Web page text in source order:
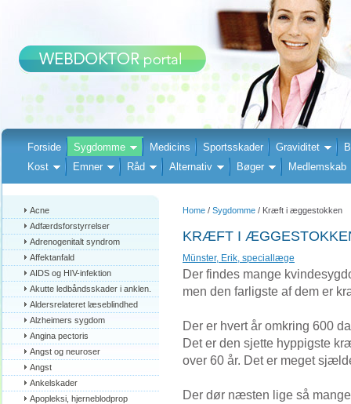
Forside Sygdomme Medicins Sportsskader Graviditet
Kost
Emner Råd Alternativ Bøger Medlemskab
Acne
Adfærdsforstyrrelser
Adrenogenitalt syndrom
Affektanfald
AIDS og HIV-infektion
Akutte ledbåndsskader i anklen.
Aldersrelateret læseblindhed
Alzheimers sygdom
Angina pectoris
Angst og neuroser
Angst
Ankelskader
Apopleksi, hjerneblodprop
Home / Sygdomme / Kræft i æggestokken
KRÆFT I
Münster, Erik, speciallæge
Der findes mange
men den farligste af dem er
Der er hvert år omkring 600
Det er den sjette hyppigste
over 60 år. Det er meget
Der dør næsten lige så